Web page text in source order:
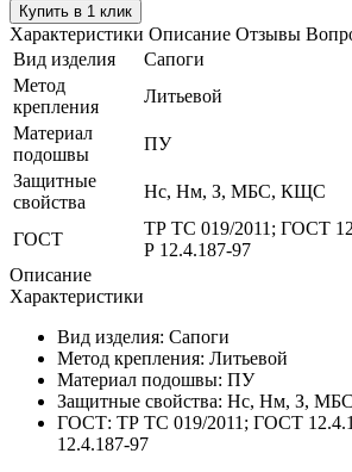
Купить в 1 клик
Характеристики Описание Отзывы
Вид изделия
Сапоги
Метод
крепления
Литьевой
Материал
подошвы
ПУ
Защитные
свойства
Нс, Нм, З, МБС, КЩС
ГОСТ
ТР ТС 019/2011; ГОСТ
Р 12.4.187-97
Описание
Характеристики
Вид изделия: Сапоги
Метод крепления: Литьевой
Материал подошвы: ПУ
Защитные свойства: Нс, Нм, З,
ГОСТ: ТР ТС 019/2011; ГОСТ
12.4.187-97